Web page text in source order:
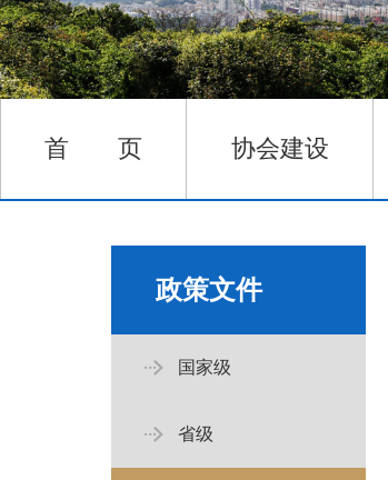
首 页 协会建设
政策文件
国家级
省级